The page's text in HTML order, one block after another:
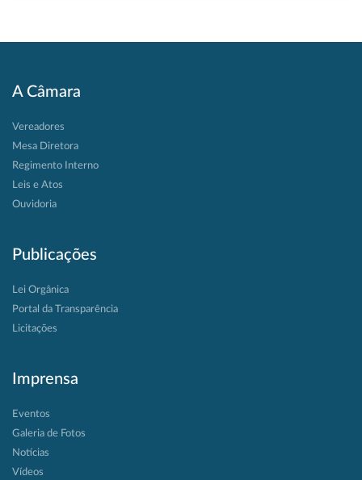
A Câmara
Vereadores
Mesa Diretora
Regimento Interno
Leis e Atos
Ouvidoria
Publicações
Lei Orgânica
Portal da Transparência
Licitações
Imprensa
Eventos
Galeria de Fotos
Notícias
Vídeos